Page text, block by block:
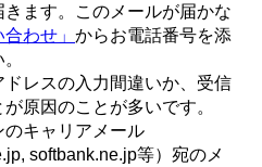
ます。このメールが届かな
合わせ」 からお電話番号を添
レスの入力間違いか、受信
原因のことが多いです。
のキャリアメール
softbank.ne.jp等）宛のメ